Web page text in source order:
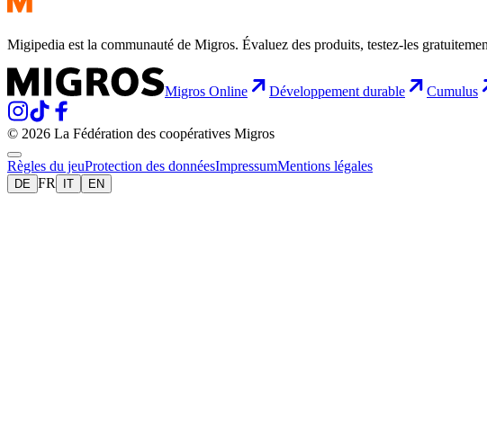
Migipedia est la communauté de Migros. Évaluez des produits, testez-les
Migros Online Développement durable Cumulus
© 2026 La Fédération des coopératives Migros
Règles du jeuProtection des donnéesImpressumMentions légales
DE FR IT EN